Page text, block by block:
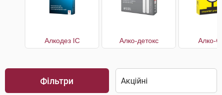
Алкодез IC Алко-детокс Алко-
Фільтри